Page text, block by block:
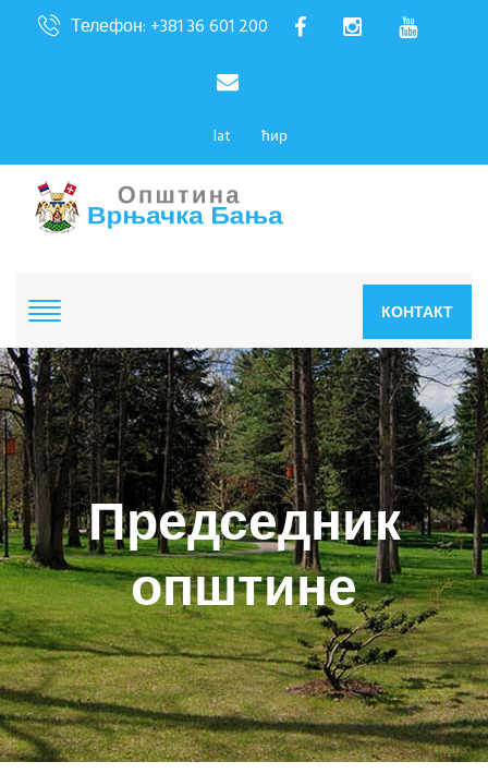
Телефон: +381 36 601 200
lat ћир
КОНТАКТ
Председник
општине